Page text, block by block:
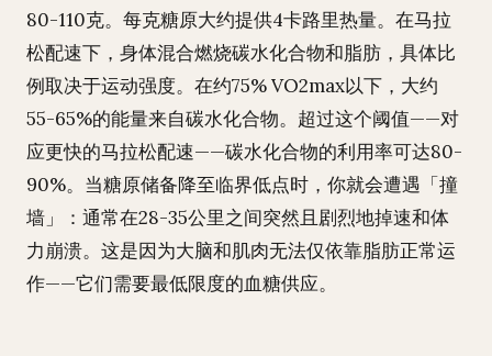
80-110克。每克糖原大约提供4卡路里热量。在马拉
松配速下，身体混合燃烧碳水化合物和脂肪，具体比
例取决于运动强度。在约75% VO2max以下，大约
55-65%的能量来自碳水化合物。超过这个阈值——对
应更快的马拉松配速——碳水化合物的利用率可达80-
90%。当糖原储备降至临界低点时，你就会遭遇「撞
墙」：通常在28-35公里之间突然且剧烈地掉速和体
力崩溃。这是因为大脑和肌肉无法仅依靠脂肪正常运
作——它们需要最低限度的血糖供应。